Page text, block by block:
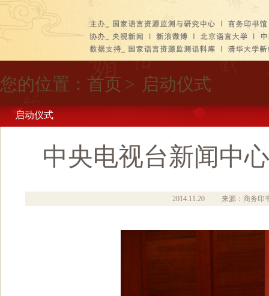
您的位置： 首页 > 启动仪式
启动仪式
中央电视台新闻中
2014.11.20 来源：商务印